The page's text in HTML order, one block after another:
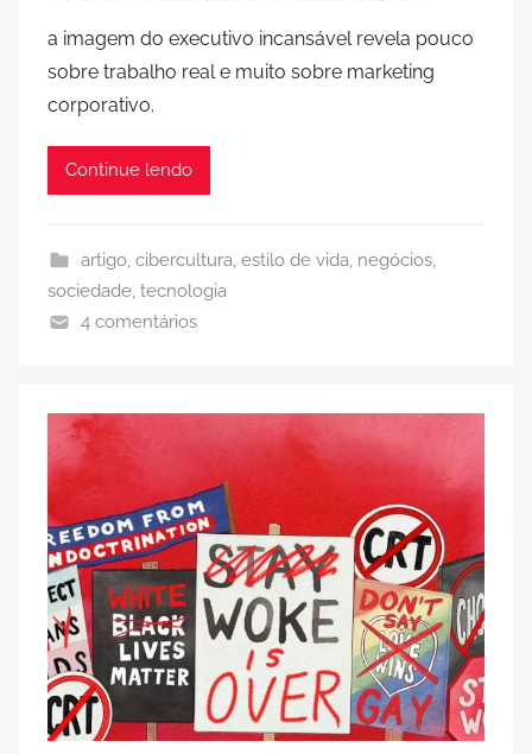
a imagem do executivo incansável revela pouco
sobre trabalho real e muito sobre marketing
corporativo.
Continue lendo
artigo, cibercultura, estilo de vida, negócios,
sociedade, tecnologia
4 comentários